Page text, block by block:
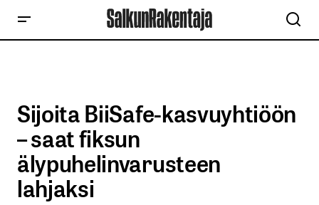
Sijoita BiiSafe-kasvuyhtiöön
– saat fiksun
älypuhelinvarusteen
lahjaksi